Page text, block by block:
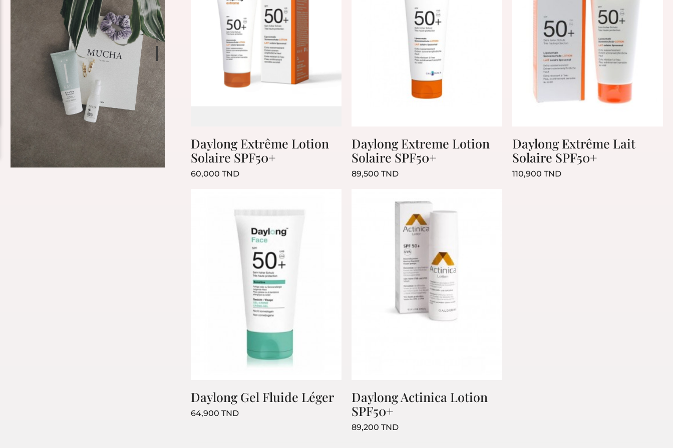
Daylong Extrême Lotion
Solaire SPF50+
60,000 TNDPrix
Daylong Extreme Lotion
Solaire SPF50+
89,500 TNDPrix
Daylong Extrême Lait
Solaire SPF50+
110,900 TNDPrix
Daylong Gel Fluide Léger
64,900 TNDPrix
Daylong Actinica Lotion
SPF50+
89,200 TNDPrix
PRODUITS NOTRE SOCIÉTÉ VOTRE COMPTE
Informations personnelles